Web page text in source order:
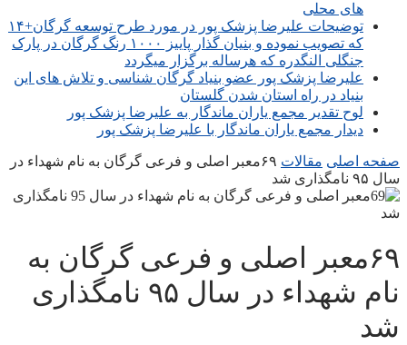
های محلی
توضیحات علیرضا پزشک پور در مورد طرح توسعه گرگان+۱۴
که تصویب نموده و بنیان گذار پاییز ۱۰۰۰ رنگ گرگان در پارک
جنگلی النگدره که هرساله برگزار میگردد
علیرضا پزشک پور عضو بنیاد گرگان شناسی و تلاش های این
بنیاد در راه استان شدن گلستان
لوح تقدیر مجمع یاران ماندگار به علیرضا پزشک پور
دیدار مجمع یاران ماندگار با علیرضا پزشک پور
صفحه اصلی مقالات
۶۹معبر اصلی و فرعی گرگان به نام شهداء در
سال ۹۵ نامگذاری شد
۶۹معبر اصلی و فرعی گرگان به
نام شهداء در سال ۹۵ نامگذاری
شد